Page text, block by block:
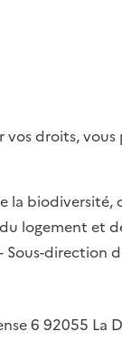
droits,
la biodiversité,
logement et
direction
6 92055 La